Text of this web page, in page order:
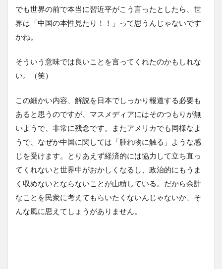
でも世界の前で本当に習近平がこう言ったとしたら、世
界は「中国の本性見たり！！」って思うんじゃないです
かね。
そういう意味では良いことを言ってくれたのかもしれな
い。（笑）
この細かい内容、解説を日本でしっかり報道する必要も
あると思うのですが、マスメディアにはそのつもりが無
いようで、非常に残念です。またアメリカでも同様なよ
うで、なぜか中国に関しては「腫れ物に触る」ような感
じを受けます。とりあえず経済的には協力して立ち直っ
てくれないと世界中がおかしくなるし、政治的にもうま
く収めないとならないことが山積している。だから余計
なことを民衆に考えてもらいたくないんじゃないか、そ
んな風に思えてしょうがありません。